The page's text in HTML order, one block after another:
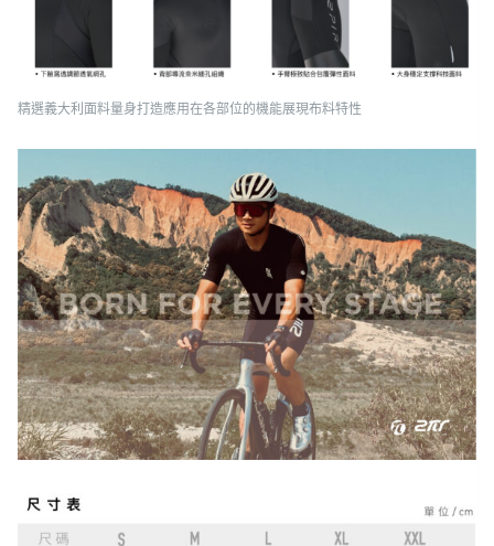
精選義大利面料量身打造應用在各部位的機能展現布料特性